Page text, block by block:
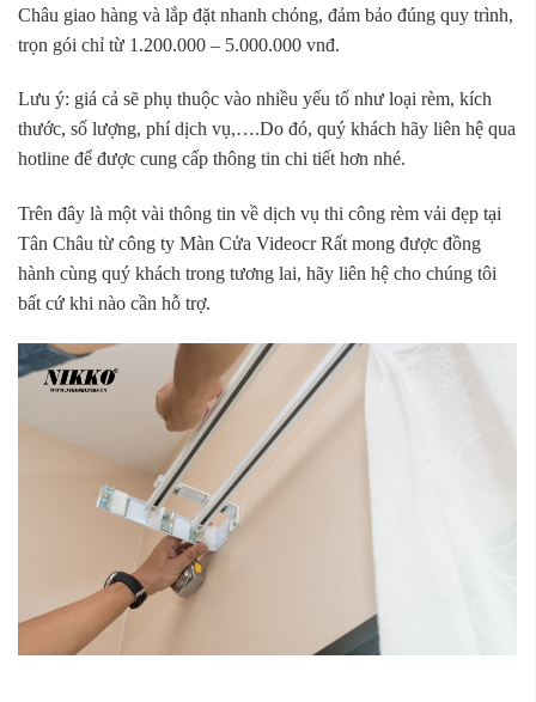
Châu giao hàng và lắp đặt nhanh chóng, đảm bảo đúng quy trình,
trọn gói chỉ từ 1.200.000 – 5.000.000 vnđ.
Lưu ý: giá cả sẽ phụ thuộc vào nhiều yếu tố như loại rèm, kích
thước, số lượng, phí dịch vụ,….Do đó, quý khách hãy liên hệ qua
hotline để được cung cấp thông tin chi tiết hơn nhé.
Trên đây là một vài thông tin về dịch vụ thi công rèm vải đẹp tại
Tân Châu từ công ty Màn Cửa Videocr Rất mong được đồng
hành cùng quý khách trong tương lai, hãy liên hệ cho chúng tôi
bất cứ khi nào cần hỗ trợ.